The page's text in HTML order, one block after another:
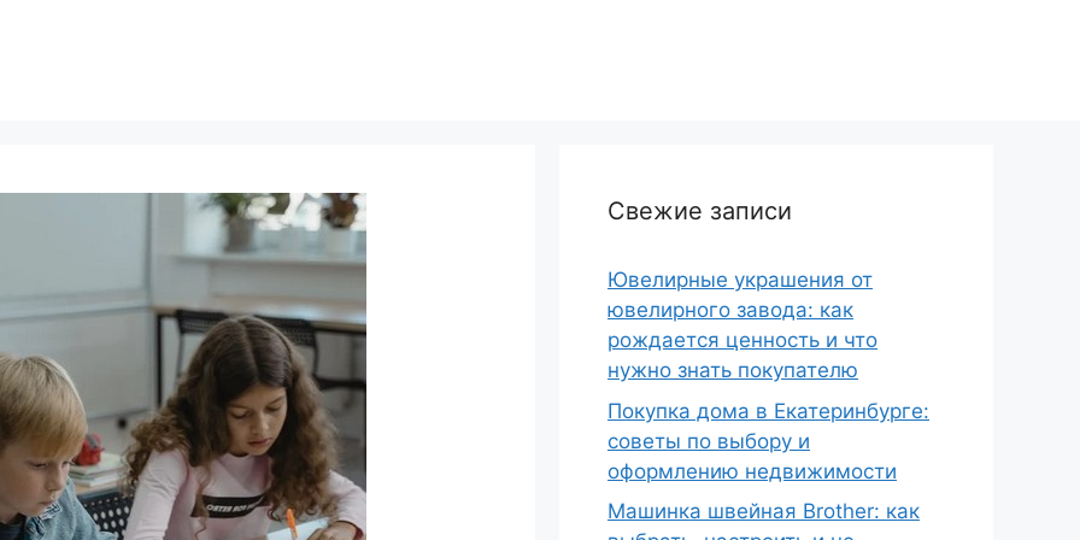
Свежие записи
Ювелирные украшения от
ювелирного завода: как
рождается ценность и что
нужно знать покупателю
Покупка дома в Екатеринбурге:
советы по выбору и
оформлению недвижимости
Машинка швейная Brother: как